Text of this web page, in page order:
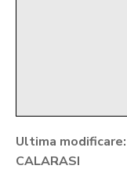
Ultima modificare:
CALARASI